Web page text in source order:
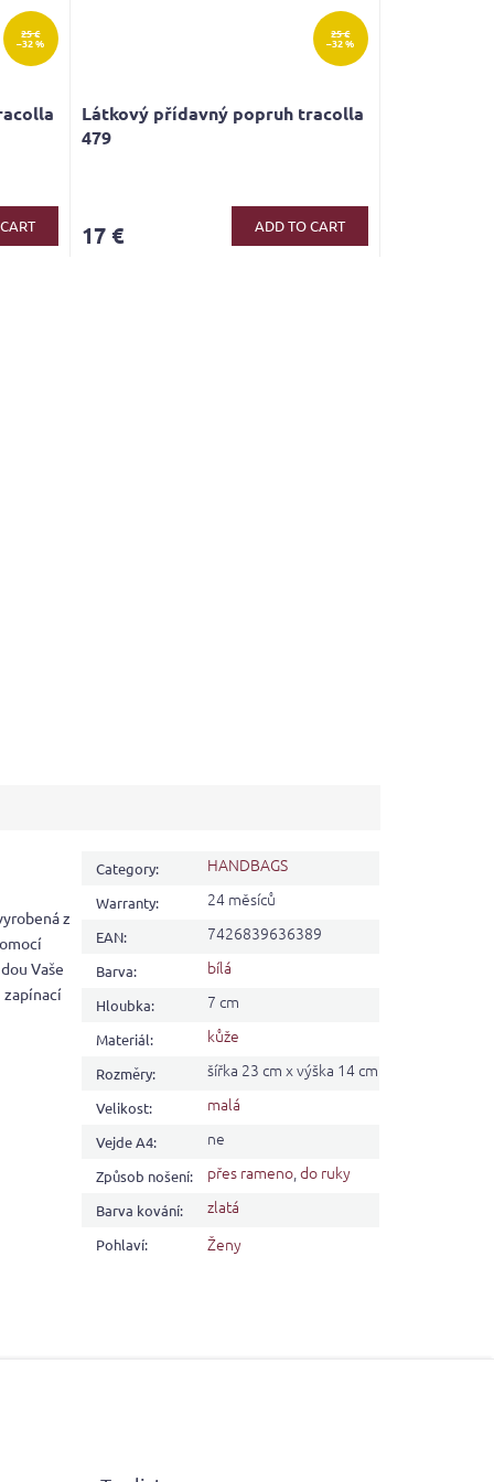
25 €
–32 %
25 €
–32 %
Látkový přídavný popruh tracolla
479
17 € ADD TO CART
z
Vaše
zapínací
Category: HANDBAGS
Warranty: 24 měsíců
EAN: 7426839636389
Barva: bílá
Hloubka: 7 cm
Materiál: kůže
Rozměry: šířka 23 cm x výška 14 cm
Velikost: malá
Vejde A4: ne
Způsob nošení: přes rameno,do ruky
Barva kování: zlatá
Pohlaví: Ženy